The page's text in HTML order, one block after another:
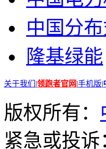
中国分
隆基绿能
关于我们 |领跑者官网|手机版|
版权所有：
紧急或投诉